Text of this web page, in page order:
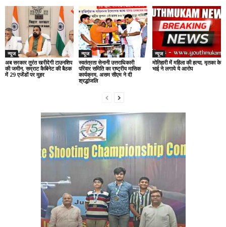
न्यूज
अब सरकार तुरंत खरीदेगी टाउनशिप
की जमीन, सम्राट कैबिनेट की बैठक
में 29 एजेंडों पर मुहर
न्यूज
स्वतंत्रता सेनानी उत्तराधिकारी
परिवार समिति का राष्ट्रीय मासिक
कार्यक्रम, असम सीएम ने दी
श्रद्धांजलि
न्यूज
मोतिहारी में महिला की हत्या, मृतका के
भाई ने लगाये ये आरोप